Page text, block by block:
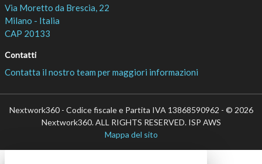
Via Moretto da Brescia, 22
Milano - Italia
CAP 20133
Contatti
Contatta il nostro team per maggiori informazioni
Nextwork360 - Codice fiscale e Partita IVA 13868590962 - © 2026
Nextwork360. ALL RIGHTS RESERVED. ISP AWS
Mappa del sito